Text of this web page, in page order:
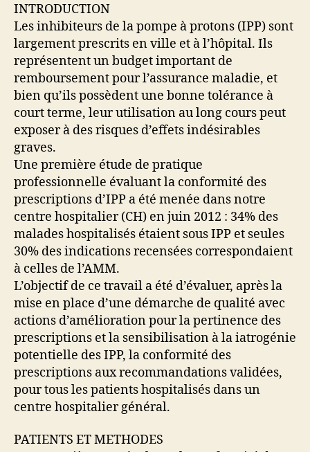
INTRODUCTION
Les inhibiteurs de la pompe à protons (IPP) sont
largement prescrits en ville et à l’hôpital. Ils
représentent un budget important de
remboursement pour l’assurance maladie, et
bien qu’ils possèdent une bonne tolérance à
court terme, leur utilisation au long cours peut
exposer à des risques d’effets indésirables
graves.
Une première étude de pratique
professionnelle évaluant la conformité des
prescriptions d’IPP a été menée dans notre
centre hospitalier (CH) en juin 2012 : 34% des
malades hospitalisés étaient sous IPP et seules
30% des indications recensées correspondaient
à celles de l’AMM.
L’objectif de ce travail a été d’évaluer, après la
mise en place d’une démarche de qualité avec
actions d’amélioration pour la pertinence des
prescriptions et la sensibilisation à la iatrogénie
potentielle des IPP, la conformité des
prescriptions aux recommandations validées,
pour tous les patients hospitalisés dans un
centre hospitalier général.
PATIENTS ET METHODES